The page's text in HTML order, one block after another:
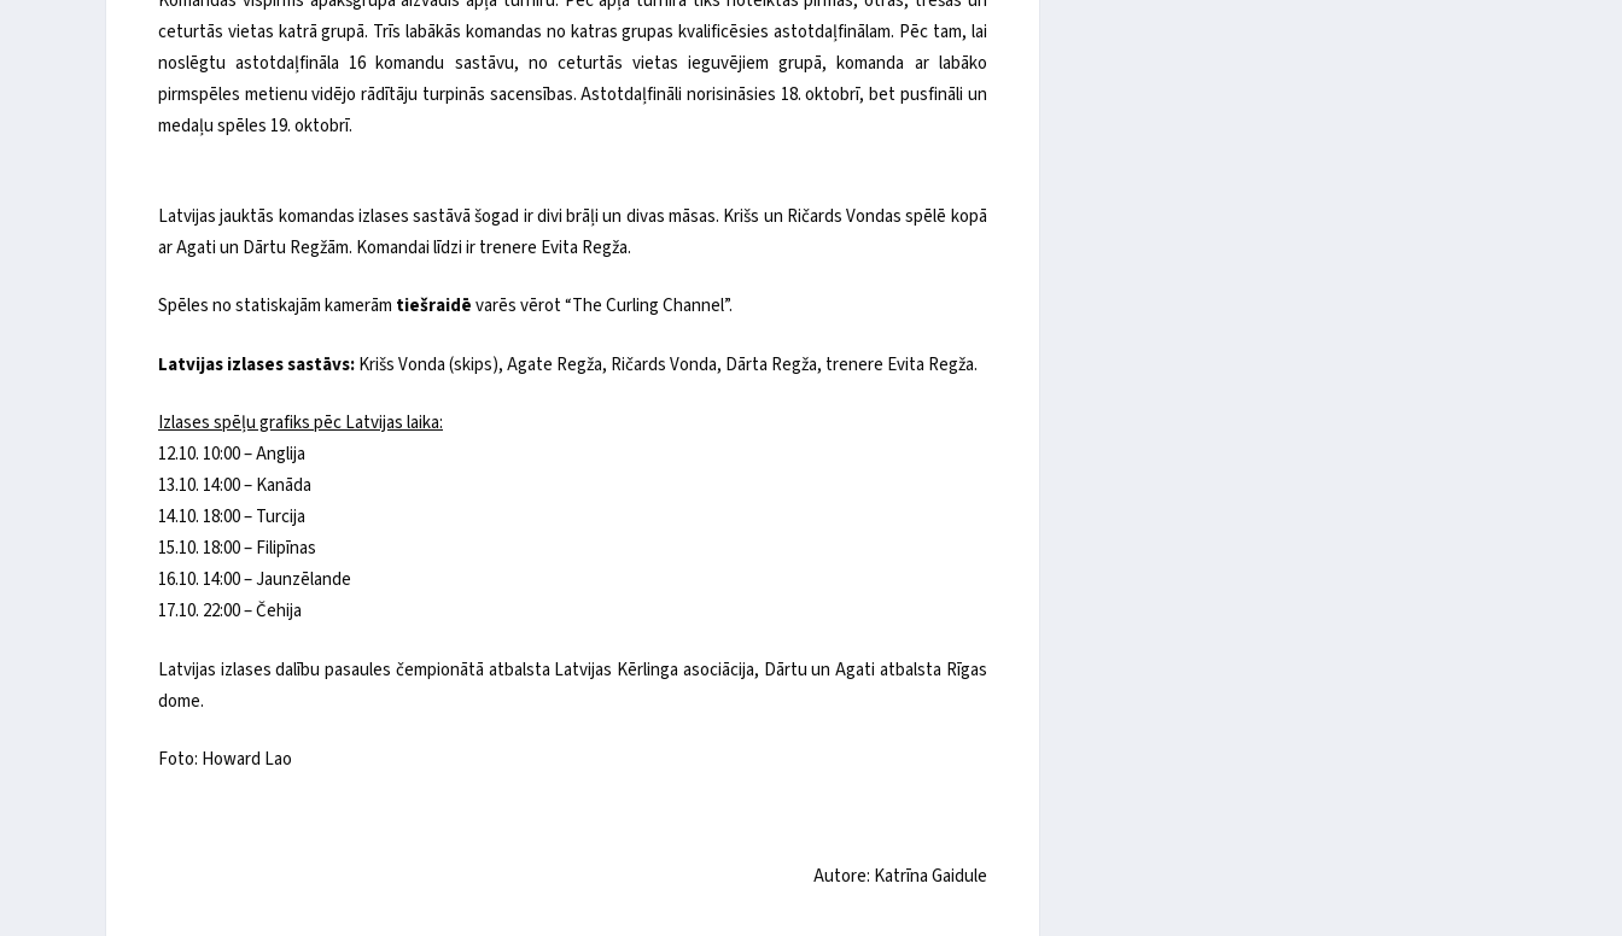
ceturtās vietas katrā grupā. Trīs labākās komandas no katras grupas kvalificēsies astotdaļfinālam. Pēc tam, lai
noslēgtu astotdaļfināla 16 komandu sastāvu, no ceturtās vietas ieguvējiem grupā, komanda ar labāko
pirmspēles metienu vidējo rādītāju turpinās sacensības. Astotdaļfināli norisināsies 18. oktobrī, bet pusfināli un
medaļu spēles 19. oktobrī.
Latvijas jauktās komandas izlases sastāvā šogad ir divi brāļi un divas māsas. Krišs un Ričards Vondas spēlē kopā
ar Agati un Dārtu Regžām. Komandai līdzi ir trenere Evita Regža.
Spēles no statiskajām kamerām tiešraidēvarēs vērot “The Curling Channel”.
Latvijas izlases sastāvs:Krišs Vonda (skips), Agate Regža, Ričards Vonda, Dārta Regža, trenere Evita Regža.
Izlases spēļu grafiks pēc Latvijas laika:
12.10. 10:00 – Anglija
13.10. 14:00 – Kanāda
14.10. 18:00 – Turcija
15.10. 18:00 – Filipīnas
16.10. 14:00 – Jaunzēlande
17.10. 22:00 – Čehija
Latvijas izlases dalību pasaules čempionātā atbalsta Latvijas Kērlinga asociācija, Dārtu un Agati atbalsta Rīgas
dome.
Foto: Howard Lao
Autore: Katrīna Gaidule